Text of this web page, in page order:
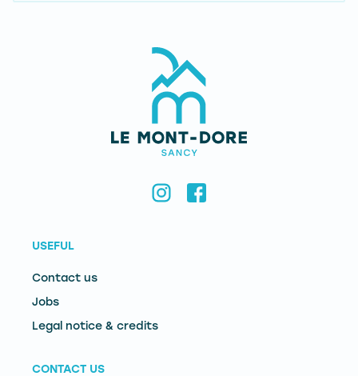
USEFUL
Contact us
Jobs
Legal notice & credits
CONTACT US